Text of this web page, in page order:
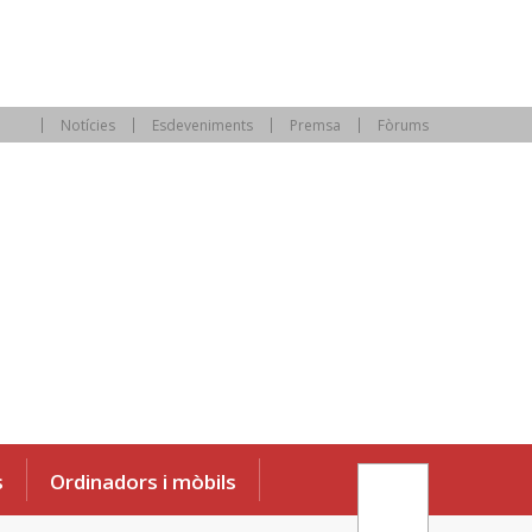
Notícies Esdeveniments Premsa Fòrums
Ordinadors i mòbils